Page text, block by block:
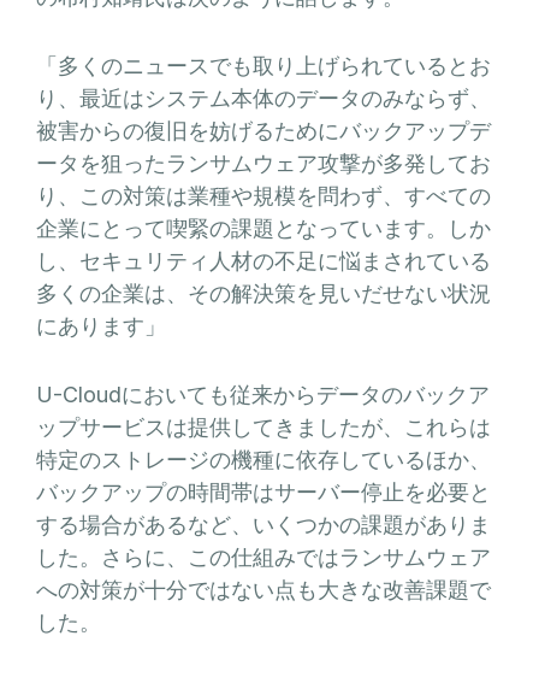
「多くのニュースでも取り上げられているとお
り、最近はシステム本体のデータのみならず、
被害からの復旧を妨げるためにバックアップデ
ータを狙ったランサムウェア攻撃が多発してお
り、この対策は業種や規模を問わず、すべての
企業にとって喫緊の課題となっています。しか
し、セキュリティ人材の不足に悩まされている
多くの企業は、その解決策を見いだせない状況
にあります」
U-Cloudにおいても従来からデータのバックア
ップサービスは提供してきましたが、これらは
特定のストレージの機種に依存しているほか、
バックアップの時間帯はサーバー停止を必要と
する場合があるなど、いくつかの課題がありま
した。さらに、この仕組みではランサムウェア
への対策が十分ではない点も大きな改善課題で
した。